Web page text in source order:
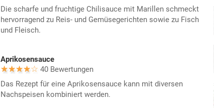
Die scharfe und fruchtige Chilisauce mit Marillen schmeckt
hervorragend zu Reis- und Gemüsegerichten sowie zu Fisch
und Fleisch.
Aprikosensauce
40 Bewertungen
Das Rezept für eine Aprikosensauce kann mit diversen
Nachspeisen kombiniert werden.